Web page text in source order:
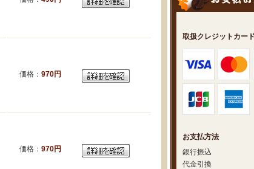
取扱クレジットカー
お支払方法
銀行振込
代金引換
価格： 970円
価格： 970円